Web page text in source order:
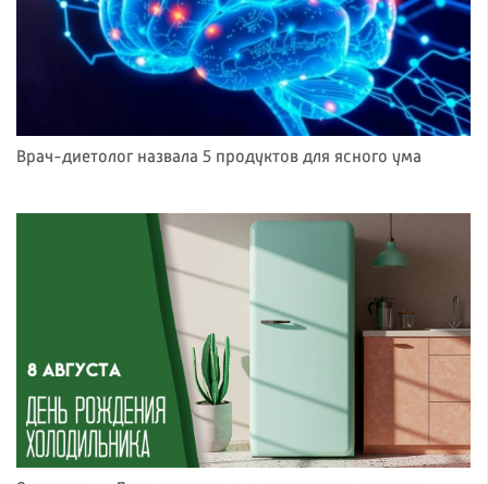
Врач-диетолог назвала 5 продуктов для ясного ума